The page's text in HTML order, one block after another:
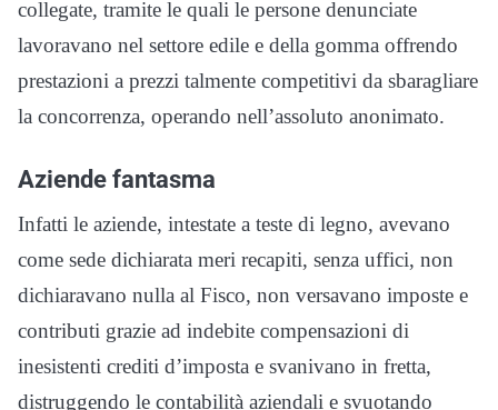
collegate, tramite le quali le persone denunciate
lavoravano nel settore edile e della gomma offrendo
prestazioni a prezzi talmente competitivi da sbaragliare
la concorrenza, operando nell’assoluto anonimato.
Aziende fantasma
Infatti le aziende, intestate a teste di legno, avevano
come sede dichiarata meri recapiti, senza uffici, non
dichiaravano nulla al Fisco, non versavano imposte e
contributi grazie ad indebite compensazioni di
inesistenti crediti d’imposta e svanivano in fretta,
distruggendo le contabilità aziendali e svuotando